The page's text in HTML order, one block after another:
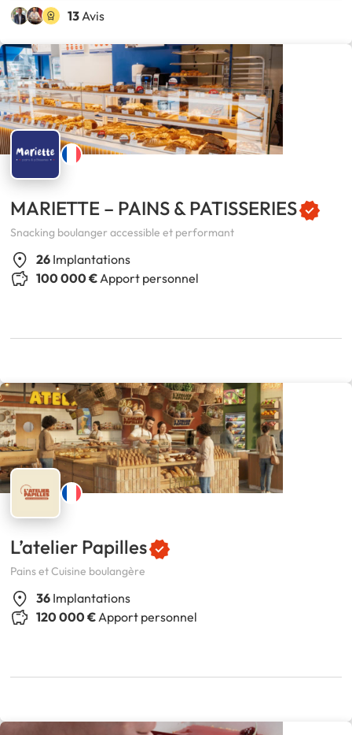
13 Avis
MARIETTE – PAINS & PATISSERIES
Snacking boulanger accessible et performant
26 Implantations
100 000 €Apport personnel
L’atelier Papilles
Pains et Cuisine boulangère
36 Implantations
120 000 €Apport personnel